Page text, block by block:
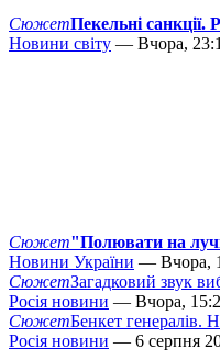
СюжетПекельні
Новини світу — Вчора,
Сюжет"Полювати на
Новини України — Вчора,
СюжетЗагадковий звук
Росія новини — Вчора,
СюжетБенкет генералів.
Росія новини — 6 серпня